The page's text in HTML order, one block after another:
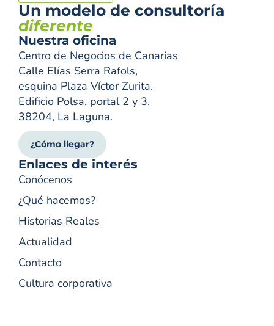
Un modelo de consultoría
diferente
Nuestra oficina
Centro de Negocios de Canarias
Calle Elías Serra Rafols,
esquina Plaza Víctor Zurita.
Edificio Polsa, portal 2 y 3.
38204, La Laguna.
¿Cómo llegar?
Enlaces de interés
Conócenos
¿Qué hacemos?
Historias Reales
Actualidad
Contacto
Cultura corporativa